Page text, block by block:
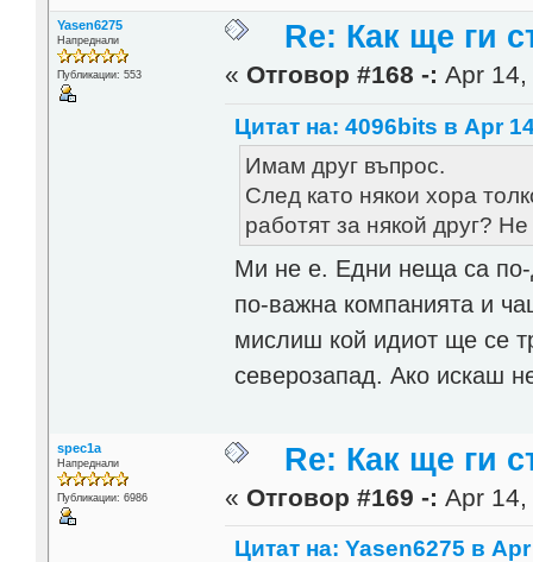
Yasen6275
Напреднали
Публикации: 553
Re: Как ще ги
« Отговор #168 -: Apr
Цитат на: 4096bits в Apr
Имам друг въпрос.
След като някои хора
работят за някой друг?
Ми не е. Едни неща са по-
по-важна компанията и
мислиш кой идиот ще се
северозапад. Ако искаш
spec1a
Напреднали
Публикации: 6986
Re: Как ще ги
« Отговор #169 -: Apr
Цитат на: Yasen6275 в